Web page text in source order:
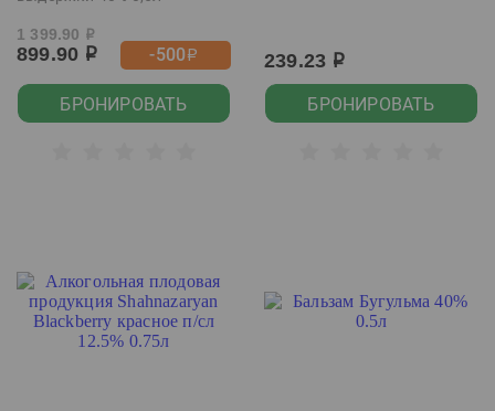
1 399.90 р
899.90 р -500р
БРОНИРОВАТЬ
239.23 р
БРОНИРОВАТЬ